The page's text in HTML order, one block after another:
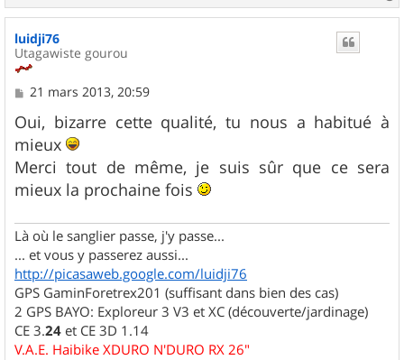
a
u
luidji76
Utagawiste gourou
M
s
s
a
g
e
21 mars 2013, 20:59
Oui, bizarre cette qualité, tu nous a habitué à
mieux
Merci tout de même, je suis sûr que ce sera
mieux la prochaine fois
Là où le sanglier passe, j'y passe...
... et vous y passerez aussi...
http://picasaweb.google.com/luidji76
GPS GaminForetrex201 (suffisant dans bien des cas)
2 GPS BAYO: Exploreur 3 V3 et XC (découverte/jardinage)
CE 3.24 et CE 3D 1.14
V.A.E. Haibike XDURO N'DURO RX 26"